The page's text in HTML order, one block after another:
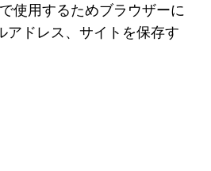
使用するためブラウザーに
アドレス、サイトを保存す